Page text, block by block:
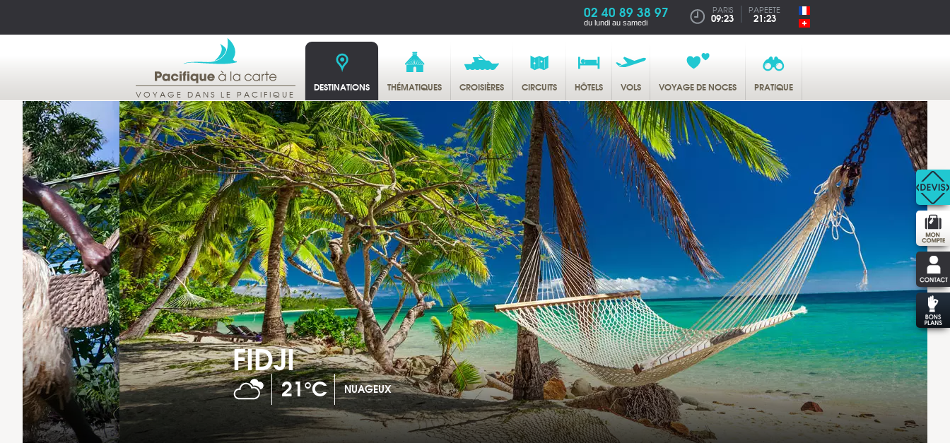
02 40 89 38 97
du lundi au samedi
PARIS
09:23
PAPEETE
21:23
VOYAGE DANS LE PACIFIQUE
DESTINATIONS THÉMATIQUES CROISIÈRES CIRCUITS HÔTELS VOLS VOYAGE DE NOCES PRATIQUE
FIDJI
21°C NUAGEUX